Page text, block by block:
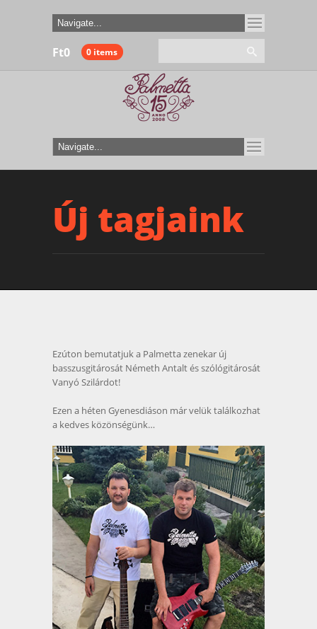
0
Ft 0 items
Új tagjaink
Ezúton bemutatjuk a Palmetta zenekar új
basszusgitárosát Németh Antalt és szólógitárosát
Vanyó Szilárdot!
Ezen a héten Gyenesdiáson már velük találkozhat
a kedves közönségünk…